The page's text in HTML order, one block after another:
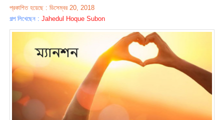
প্রকাশিত হয়েছে : ডিসেম্বর 20, 2018
গল্প লিখেছেন :Jahedul Hoque Subon